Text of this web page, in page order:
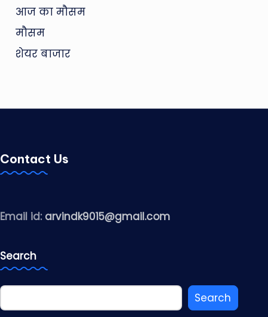
आज का मौसम
मौसम
शेयर बाजार
Contact Us
Email id: arvindk9015@gmail.com
Search
Search